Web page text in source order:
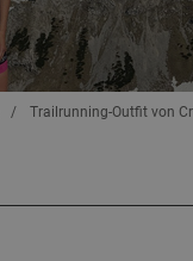
Trailrunning-Outfit von